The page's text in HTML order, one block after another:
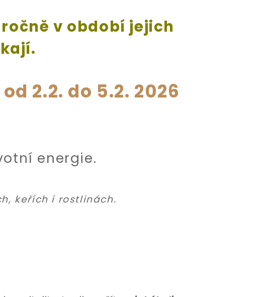
v období jejich
2.2. do 5.2. 2026
energie.
keřích i rostlinách.